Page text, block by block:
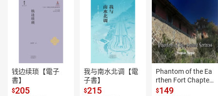
钱边续琐【電子
書】
$205
我与南水北调【電
子書】
$215
Phantom of the Ea
rthen Fort Chapter
4【有聲書】
$149